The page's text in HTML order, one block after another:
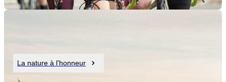
La nature à l'honneur